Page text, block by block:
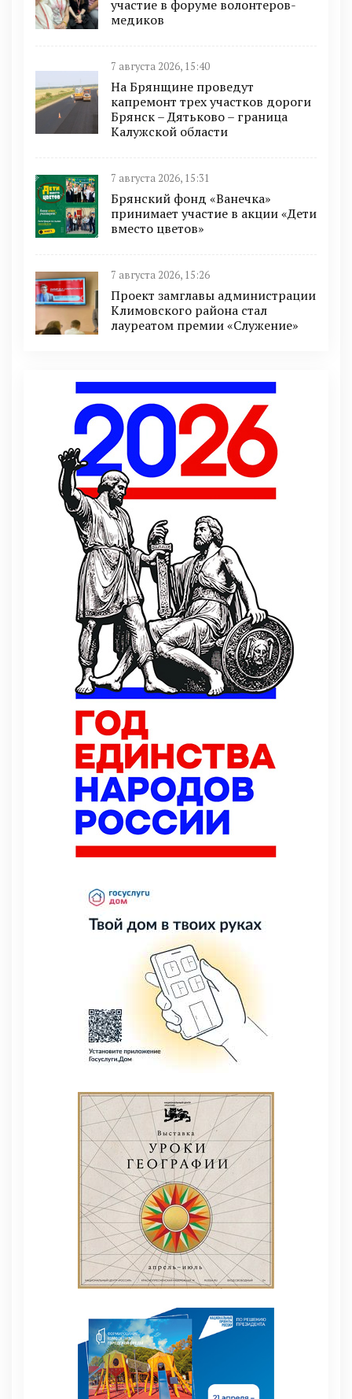
участие в форуме волонтеров-
медиков
7 августа 2026, 15:40
На Брянщине проведут
капремонт трех участков дороги
Брянск – Дятьково – граница
Калужской области
7 августа 2026, 15:31
Брянский фонд «Ванечка»
принимает участие в акции «Дети
вместо цветов»
7 августа 2026, 15:26
Проект замглавы администрации
Климовского района стал
лауреатом премии «Служение»